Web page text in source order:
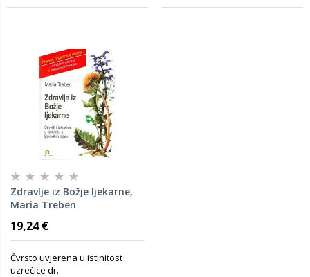
Zdravlje iz Božje ljekarne,
Maria Treben
19,24 €
Čvrsto uvjerena u istinitost
uzrečice dr.